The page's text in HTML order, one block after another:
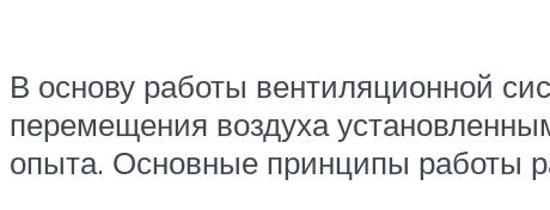
В основу работы вентиляционной
перемещения воздуха
опыта. Основные принципы работы